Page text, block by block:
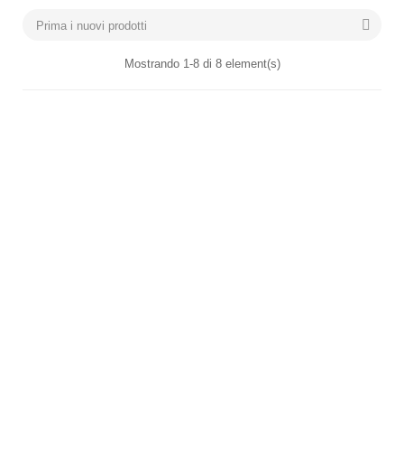
Prima i nuovi prodotti 
Mostrando 1-8 di 8 element(s)